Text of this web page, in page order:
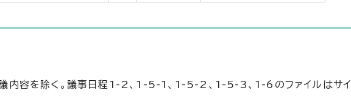
議内容を除く。議事日程1-2、1-5-1、1-5-2、1-5-3、1-6のファイルはサイ